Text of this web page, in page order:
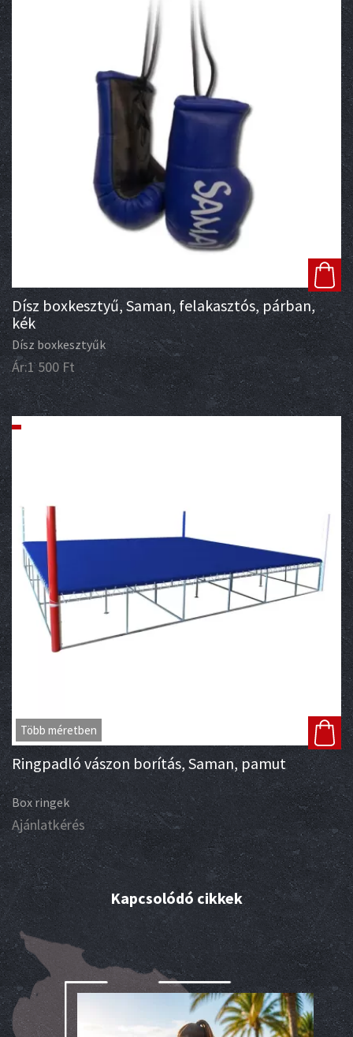
Dísz boxkesztyű, Saman, felakasztós, párban,
kék
Dísz boxkesztyűk
Ár:1 500Ft
Több méretben
Ringpadló vászon borítás, Saman, pamut
Box ringek
Ajánlatkérés
Kapcsolódó cikkek